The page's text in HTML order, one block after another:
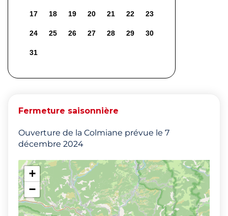
17 18 19 20 21 22 23
24 25 26 27 28 29 30
31
Fermeture saisonnière
Ouverture de la Colmiane prévue le 7
décembre 2024
+
−